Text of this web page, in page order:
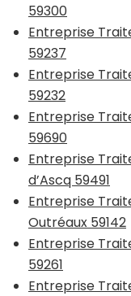
59300
Entreprise
59237
Entreprise
59232
Entreprise
59690
Entreprise
d’Ascq 59491
Entreprise
Outréaux 59142
Entreprise
59261
Entreprise